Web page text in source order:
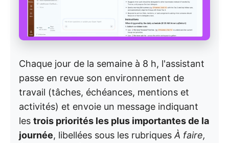
Chaque jour de la semaine à 8 h, l'assistant
passe en revue son environnement de
travail (tâches, échéances, mentions et
activités) et envoie un message indiquant
les trois priorités les plus importantes de la
journée, libellées sous les rubriques À faire,